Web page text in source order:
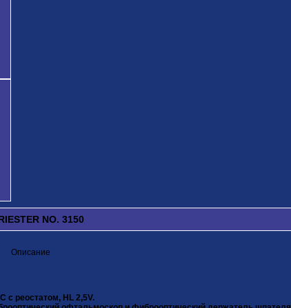
NO. 3150
Описание
с реостатом, HL 2,5V.